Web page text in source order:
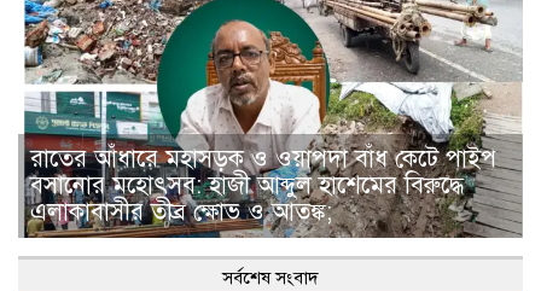
রাতের আঁধারে মহাসড়ক ও ওয়াপদা বাঁধ কেটে পাইপ
বসানোর মহোৎসব: হাজী আব্দুল হাশেমের বিরুদ্ধে
এলাকাবাসীর তীব্র ক্ষোভ ও আতঙ্ক;
সর্বশেষ সংবাদ